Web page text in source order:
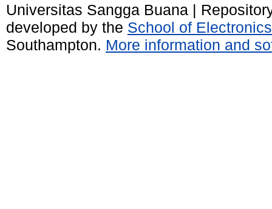
Universitas Sangga Buana |
developed by the School of
Southampton. More information and